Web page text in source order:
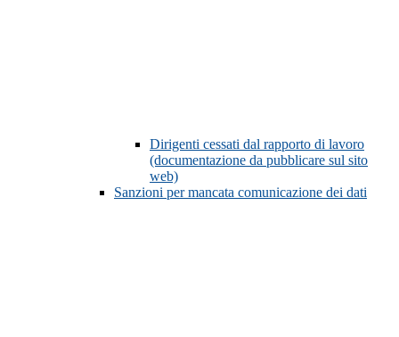
Dirigenti cessati dal rapporto di lavoro
(documentazione da pubblicare sul sito
web)
Sanzioni per mancata comunicazione dei dati